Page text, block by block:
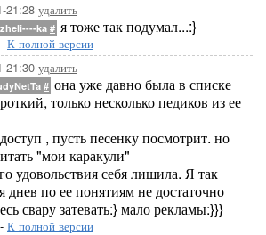
21:28 удалить
ka # я тоже так подумал...:}
- К полной версии
21:30 удалить
# она уже давно была в списке
только несколько педиков из ее
, пусть песенку посмотрит. но
"мои каракули"
удовольствия себя лишила. Я так
по ее понятиям не достаточно
свару затевать:} мало рекламы:}}}
- К полной версии